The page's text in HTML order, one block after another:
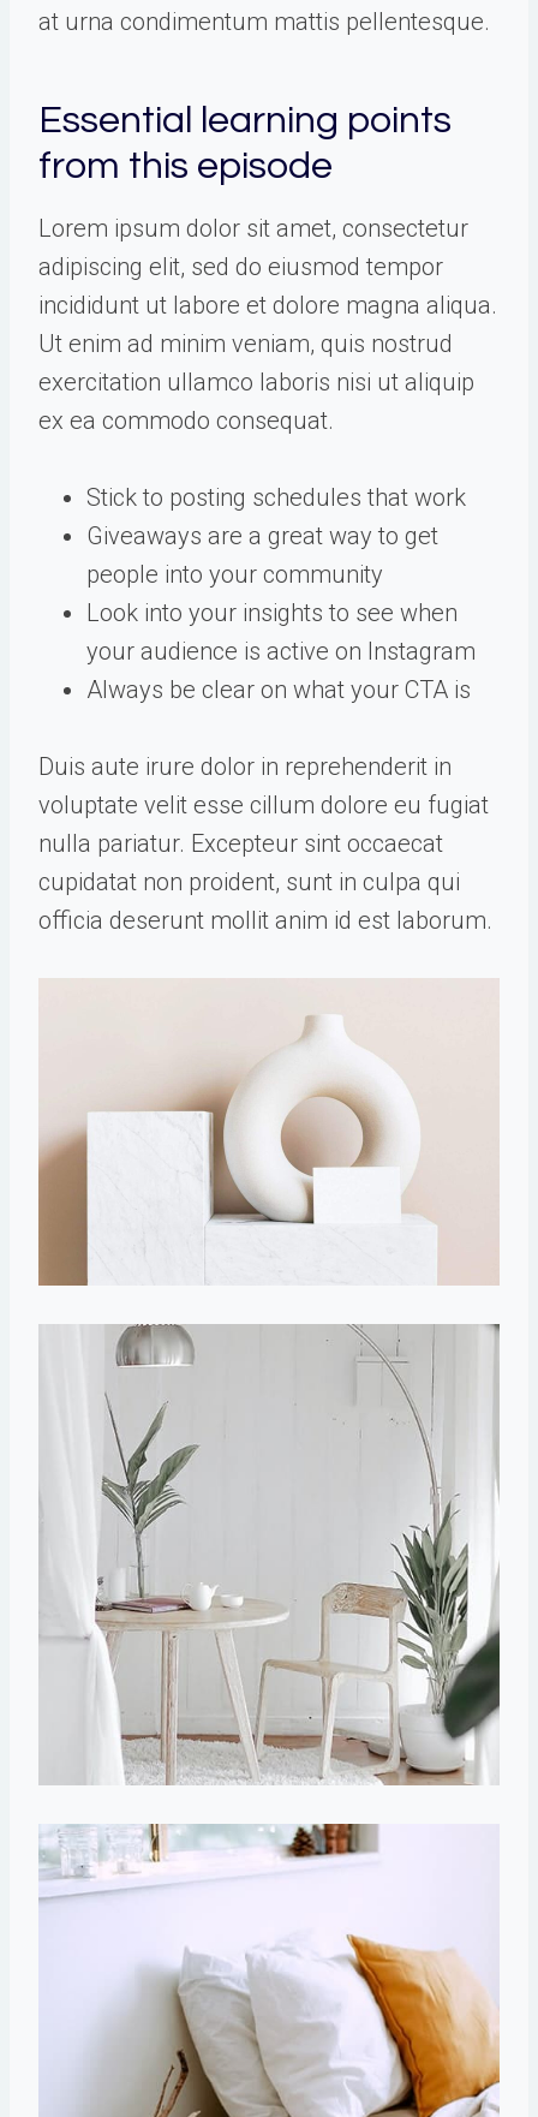
at urna condimentum mattis pellentesque.
Essential learning points
from this episode
Lorem ipsum dolor sit amet, consectetur
adipiscing elit, sed do eiusmod tempor
incididunt ut labore et dolore magna aliqua.
Ut enim ad minim veniam, quis nostrud
exercitation ullamco laboris nisi ut aliquip
ex ea commodo consequat.
Stick to posting schedules that work
Giveaways are a great way to get
people into your community
Look into your insights to see when
your audience is active on Instagram
Always be clear on what your CTA is
Duis aute irure dolor in reprehenderit in
voluptate velit esse cillum dolore eu fugiat
nulla pariatur. Excepteur sint occaecat
cupidatat non proident, sunt in culpa qui
officia deserunt mollit anim id est laborum.